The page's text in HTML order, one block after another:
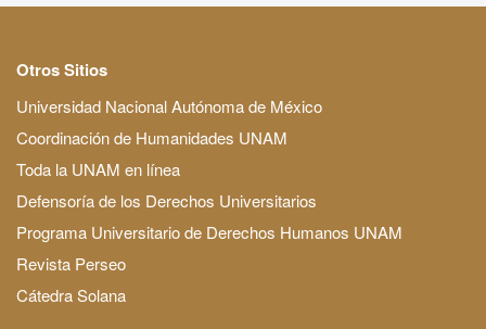
Otros Sitios
Universidad Nacional Autónoma de México
Coordinación de Humanidades UNAM
Toda la UNAM en línea
Defensoría de los Derechos Universitarios
Programa Universitario de Derechos Humanos UNAM
Revista Perseo
Cátedra Solana